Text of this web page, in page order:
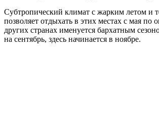
Субтропический климат с жарким летом и
позволяет отдыхать в этих местах с мая по
других странах именуется бархатным
на сентябрь, здесь начинается в ноябре.